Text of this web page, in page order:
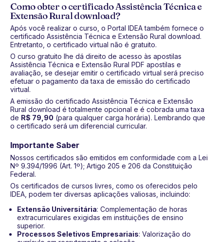
Como obter o certificado Assistência Técnica e
Extensão Rural download?
Após você realizar o curso, o Portal IDEA também fornece o
certificado Assistência Técnica e Extensão Rural download.
Entretanto, o certificado virtual não é gratuito.
O curso gratuito lhe dá direito de acesso às apostilas
Assistência Técnica e Extensão Rural PDF apostilas e
avaliação, se desejar emitir o certificado virtual será preciso
efetuar o pagamento da taxa de emissão do certificado
virtual.
A emissão do certificado Assistência Técnica e Extensão
Rural download é totalmente opcional e é cobrada uma taxa
de R$ 79,90 (para qualquer carga horária). Lembrando que
o certificado será um diferencial curricular.
Importante Saber
Nossos certificados são emitidos em conformidade com a Lei
Nº 9.394/1996 (Art. 1º); Artigo 205 e 206 da Constituição
Federal.
Os certificados de cursos livres, como os oferecidos pelo
IDEA, podem ter diversas aplicações valiosas, incluindo:
Extensão Universitária: Complementação de horas
extracurriculares exigidas em instituições de ensino
superior.
Processos Seletivos Empresariais: Valorização do